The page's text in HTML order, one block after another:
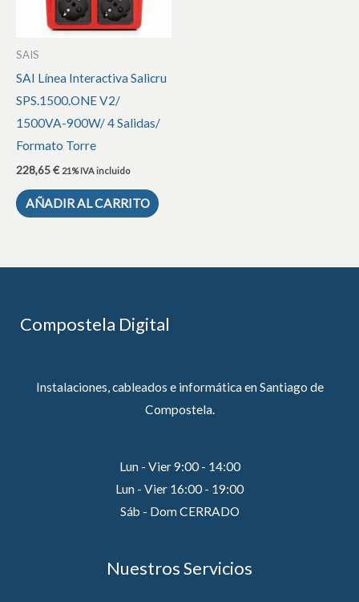
SAIS
SAI Línea Interactiva Salicru
SPS.1500.ONE V2/
1500VA-900W/ 4 Salidas/
Formato Torre
228,65€ 21% IVA incluido
AÑADIR AL CARRITO
Compostela Digital
Instalaciones, cableados e informática en Santiago de
Compostela.
Lun - Vier 9:00 - 14:00
Lun - Vier 16:00 - 19:00
Sáb - Dom CERRADO
Nuestros Servicios